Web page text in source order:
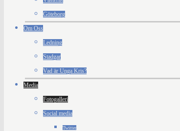
Göteborg
Om Oss
Ledning
Stadgar
Vad är Unga Kris?
Media
Fotogalleri
Social media
Twitter